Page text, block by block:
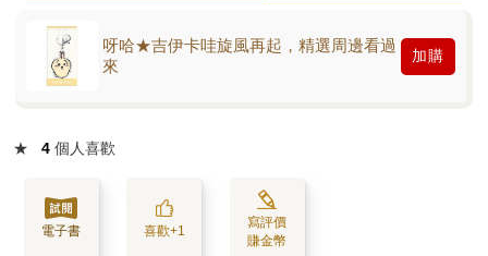
呀哈★吉伊卡哇旋風再起，精選周邊看過
來
加購
★ 4 個人喜歡
電子書 喜歡+1
寫評價
賺金幣